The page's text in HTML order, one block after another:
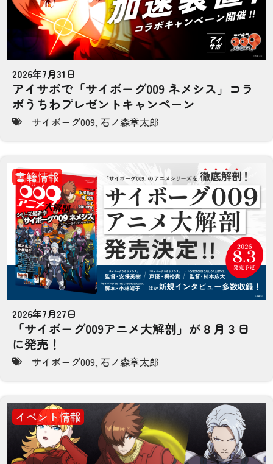
2026年7月31日
アイサポで「サイボーグ009 ネメシス」コラ
ボうちわプレゼントキャンペーン
サイボーグ009, 石ノ森章太郎
書籍情報
2026年7月27日
「サイボーグ009アニメ大解剖」が８月３日
に発売！
サイボーグ009, 石ノ森章太郎
イベント情報